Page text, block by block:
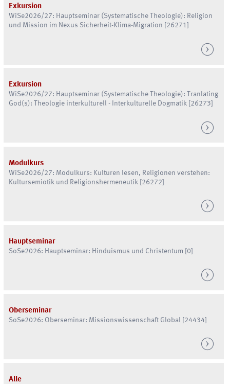
Exkursion
WiSe2026/27: Hauptseminar (Systematische Theologie): Religion
und Mission im Nexus Sicherheit-Klima-Migration [26271]
Exkursion
WiSe2026/27: Hauptseminar (Systematische Theologie): Tranlating
God(s): Theologie interkulturell - Interkulturelle Dogmatik [26273]
Modulkurs
WiSe2026/27: Modulkurs: Kulturen lesen, Religionen verstehen:
Kultursemiotik und Religionshermeneutik [26272]
Hauptseminar
SoSe2026: Hauptseminar: Hinduismus und Christentum [0]
Oberseminar
SoSe2026: Oberseminar: Missionswissenschaft Global [24434]
Alle